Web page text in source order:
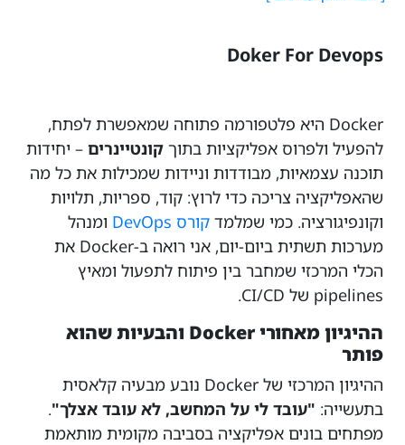
Doker For Devops
Docker היא פלטפורמה פתוחה שמאפשרת לפתח,
להפעיל ולפרוס אפליקציות בתוך קונטיינרים – יחידות
תוכנה עצמאיות, מבודדות וניידות שמכילות את כל מה
שהאפליקציה צריכה כדי לרוץ: קוד, ספריות, תלויות
וקונפיגורציה. כמי שמלמד קורס DevOps
ומנהל
מערכות תשתית ביום-יום, אני רואה ב-Docker את
הכלי המרכזי שמחבר בין פיתוח לתפעול ומאיץ
pipelines של CI/CD.
ההיגיון מאחורי Docker והבעיות שהוא
פותר
ההיגיון המרכזי של Docker נובע מבעיה קלאסית
בתעשייה: "עובד לי על המחשב, לא עובד אצלך".
מפתחים בונים אפליקציה בסביבה מקומית מותאמת